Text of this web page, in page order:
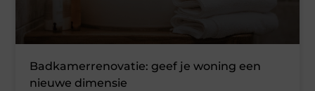
Badkamerrenovatie: geef je woning een
nieuwe dimensie